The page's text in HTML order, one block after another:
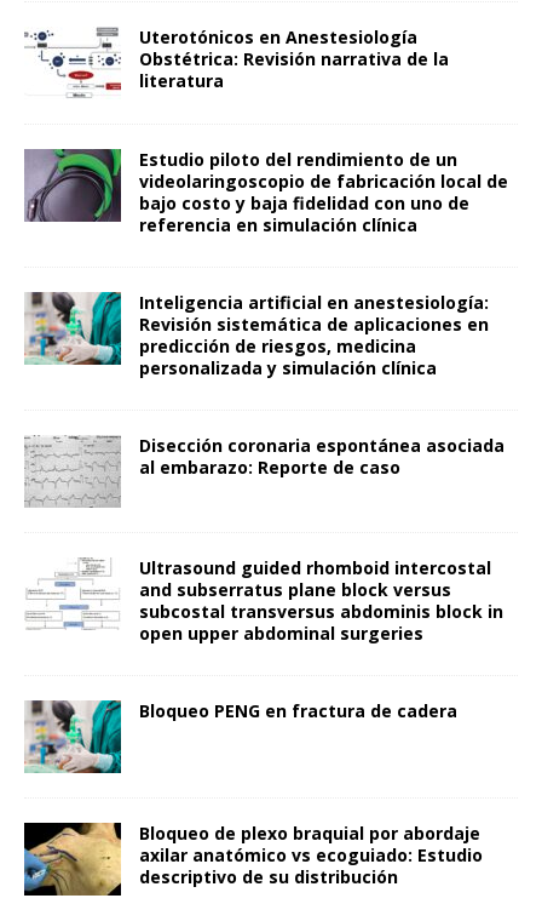
Uterotónicos en Anestesiología
Obstétrica: Revisión narrativa de la
literatura
Estudio piloto del rendimiento de un
videolaringoscopio de fabricación local de
bajo costo y baja fidelidad con uno de
referencia en simulación clínica
Inteligencia artificial en anestesiología:
Revisión sistemática de aplicaciones en
predicción de riesgos, medicina
personalizada y simulación clínica
Disección coronaria espontánea asociada
al embarazo: Reporte de caso
Ultrasound guided rhomboid intercostal
and subserratus plane block versus
subcostal transversus abdominis block in
open upper abdominal surgeries
Bloqueo PENG en fractura de cadera
Bloqueo de plexo braquial por abordaje
axilar anatómico vs ecoguiado: Estudio
descriptivo de su distribución